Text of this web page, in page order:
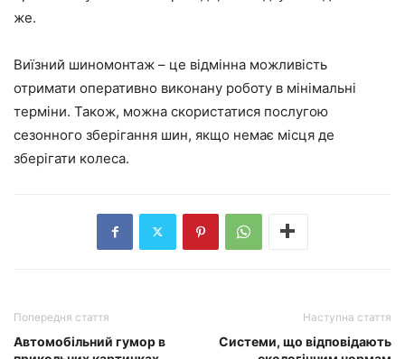
же.
Виїзний шиномонтаж – це відмінна можливість
отримати оперативно виконану роботу в мінімальні
терміни. Також, можна скористатися послугою
сезонного зберігання шин, якщо немає місця де
зберігати колеса.
Попередня стаття
Автомобільний гумор в
Наступна стаття
Системи, що відповідають